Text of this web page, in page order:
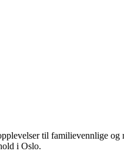
til familievennlige og
i Oslo.